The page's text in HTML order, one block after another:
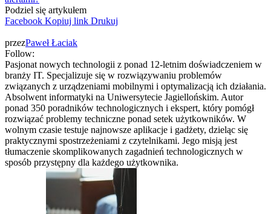
Podziel się artykułem
Facebook Kopiuj link Drukuj
przezPaweł Łaciak
Follow:
Pasjonat nowych technologii z ponad 12-letnim doświadczeniem w
branży IT. Specjalizuje się w rozwiązywaniu problemów
związanych z urządzeniami mobilnymi i optymalizacją ich działania.
Absolwent informatyki na Uniwersytecie Jagiellońskim. Autor
ponad 350 poradników technologicznych i ekspert, który pomógł
rozwiązać problemy techniczne ponad setek użytkowników. W
wolnym czasie testuje najnowsze aplikacje i gadżety, dzieląc się
praktycznymi spostrzeżeniami z czytelnikami. Jego misją jest
tłumaczenie skomplikowanych zagadnień technologicznych w
sposób przystępny dla każdego użytkownika.